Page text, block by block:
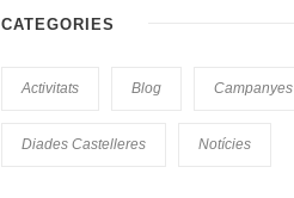
CATEGORIES
Activitats Blog Campanyes
Diades Castelleres Notícies